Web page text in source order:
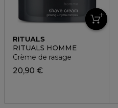
RITUALS
RITUALS HOMME
Crème de rasage
20,90 €